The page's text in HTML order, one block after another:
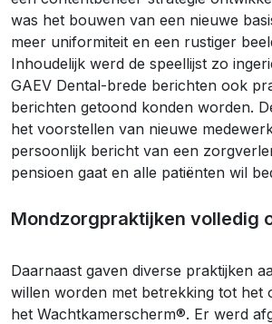
was het bouwen van een nieuwe
meer uniformiteit en een rustiger
Inhoudelijk werd de speellijst zo
GAEV Dental-brede berichten ook
berichten getoond konden worden.
het voorstellen van nieuwe
persoonlijk bericht van een
pensioen gaat en alle patiënten wil
Mondzorgpraktijken volledig
Daarnaast gaven diverse praktijken
willen worden met betrekking tot het
het Wachtkamerscherm®. Er werd